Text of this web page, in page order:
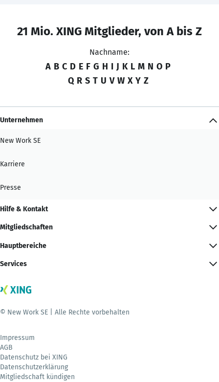
21 Mio. XING Mitglieder, von A bis Z
Nachname:
A B C D E F G H I J K L M N O P
Q R S T U V W X Y Z
Unternehmen
New Work SE
Karriere
Presse
Hilfe & Kontakt
Mitgliedschaften
Hauptbereiche
Services
© New Work SE | Alle Rechte vorbehalten
Impressum
AGB
Datenschutz bei XING
Datenschutzerklärung
Mitgliedschaft kündigen